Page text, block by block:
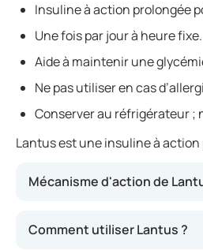
Insuline à action prolongée
Une fois par jour à heure fixe.
Aide à maintenir une
Ne pas utiliser en cas
Conserver au réfrigérateur ;
Lantus est une insuline à action
Mécanisme d'action de
Comment utiliser Lantus ?